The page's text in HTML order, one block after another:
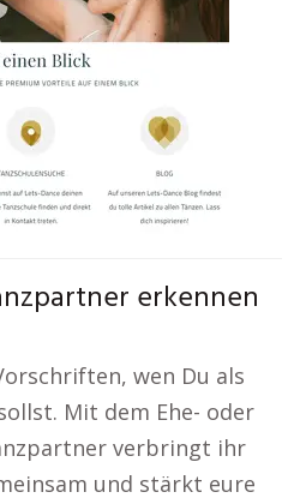
erkennen
wen Du als
Mit dem Ehe- oder
verbringt ihr
und stärkt eure